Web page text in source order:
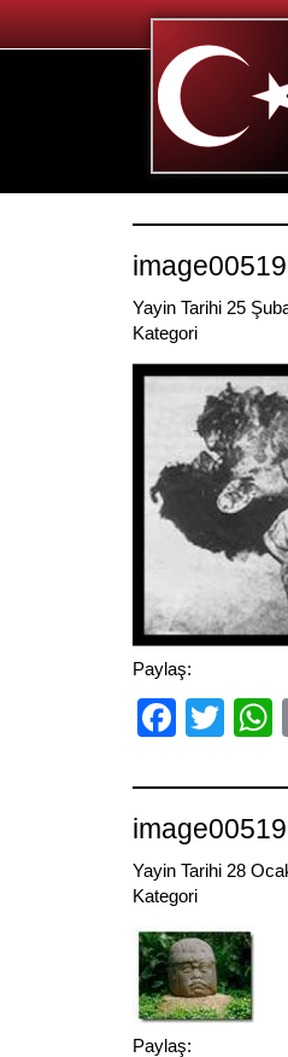
Yayin Tarihi 25
Kategori
Paylaş:
Yayin Tarihi 28
Kategori
Paylaş: